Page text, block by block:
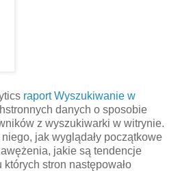
raport Wyszukiwanie w
danych o sposobie
z wyszukiwarki w witrynie.
jak wyglądały początkowe
jakie są tendencje
stron następowało